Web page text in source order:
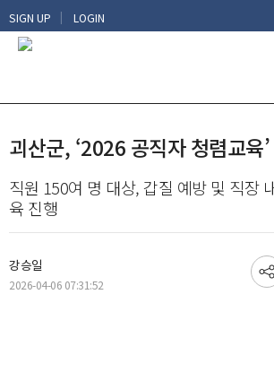
SIGN UP | LOGIN
괴산군, ‘2026 공직자 청렴교육
직원 150여 명 대상, 갑질 예방 및 직장
육 진행
강승일
2026-04-06 07:31:52